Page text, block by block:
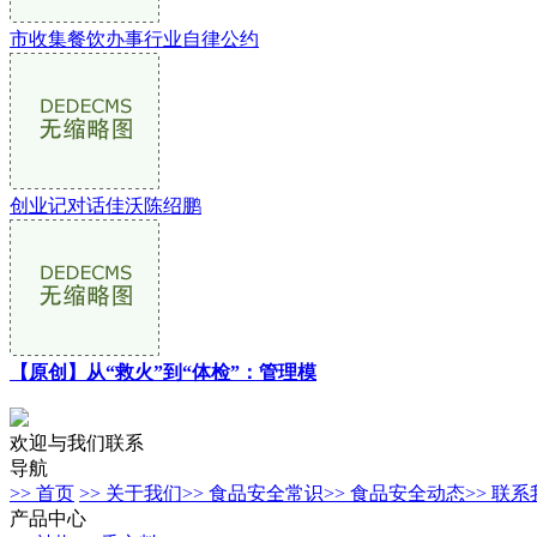
市收集餐饮办事行业自律公约
创业记对话佳沃陈绍鹏
【原创】从“救火”到“体检”：管理模
欢迎与我们联系
导航
>> 首页 >> 关于我们>> 食品安全常识>> 食品安全动态>> 联系
产品中心